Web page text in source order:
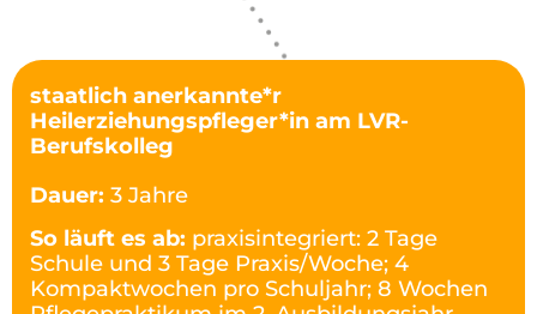
staatlich anerkannte*r
Heilerziehungspfleger*in am LVR-
Berufskolleg
Dauer: 3 Jahre
So läuft es ab: praxisintegriert: 2 Tage
Schule und 3 Tage Praxis/Woche; 4
Kompaktwochen pro Schuljahr; 8 Wochen